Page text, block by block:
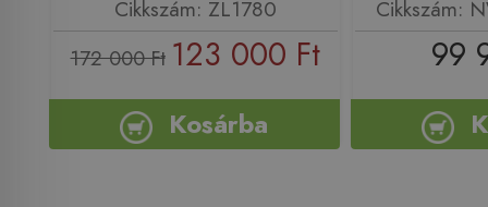
Cikkszám: ZL1780
172 000 Ft 123 000 Ft
Kosárba
Cikkszám:
99